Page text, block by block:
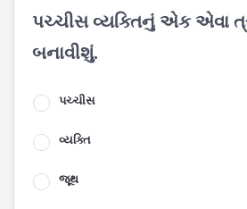
પચ્ચીસ વ્યક્તિનું એક એવા
બનાવીશું.
પચ્ચીસ
વ્યક્તિ
જૂથ